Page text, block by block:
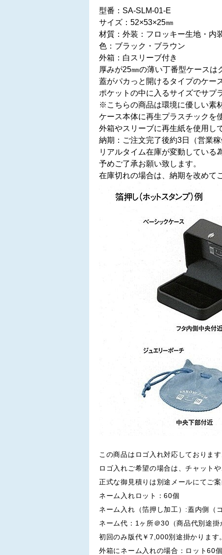
型番：SA-SLM-01-E
サイズ：‎52×53×25㎜
材質：外装：フロッキー生地・内
色：ブラック・ブラウン
外箱：白スリーブ付き
厚みが25㎜の薄い丁番型ケースは
蓋がパカっと開けるタイプのケー
ポケットの中に入るサイズでサプ
※こちらの商品は環境に優しい素
ケース本体に再生プラスチックを
外箱やスリーブに再生紙を使用し
納期：ご注文完了後約3日（営業
リアルタイム在庫が変動している
予めご了承お願い致します。
在庫切れの場合は、納期を改めて
この商品はロゴ入れ対応しております
ロゴ入れご希望の場合は、チャット
正式な御見積りは別途メールにてご案
ネーム入れロット：60個
ネーム入れ（箔押し加工）:蓋内側（
ネーム代：1ヶ所＠30（商品代別途掛
初回のみ版代￥7,000別途掛かります。
外箱にネーム入れの場合：ロット60